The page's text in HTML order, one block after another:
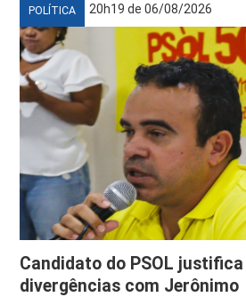
POLÍTICA 20h19 de 06/08/2026
Candidato do PSOL
divergências com Jerônimo